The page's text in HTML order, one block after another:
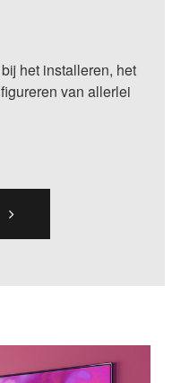
het installeren, het
van allerlei